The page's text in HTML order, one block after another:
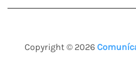
Copyright © 2026